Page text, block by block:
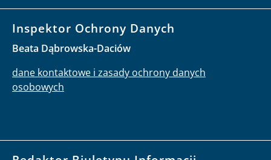
Inspektor Ochrony Danych
Beata Dąbrowska-Daciów
dane kontaktowe i zasady ochrony danych
osobowych